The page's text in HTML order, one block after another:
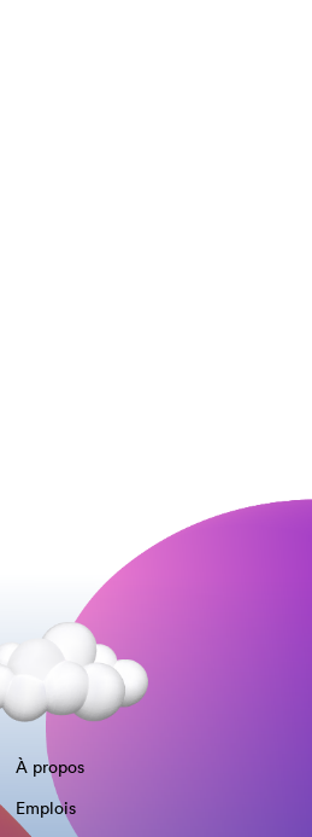
À propos
Emplois